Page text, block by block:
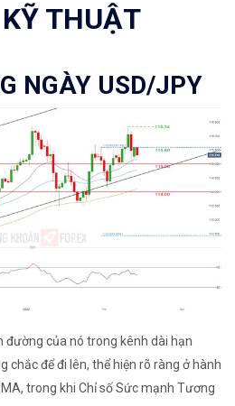
THUẬT
NGÀY USD/JPY
đường của nó trong kênh dài hạn
chắc để đi lên, thể hiện rõ ràng ở hành
, trong khi Chỉ số Sức mạnh Tương